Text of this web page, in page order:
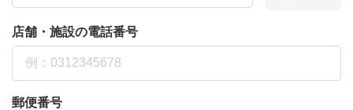
店舗・施設の電話番号
郵便番号